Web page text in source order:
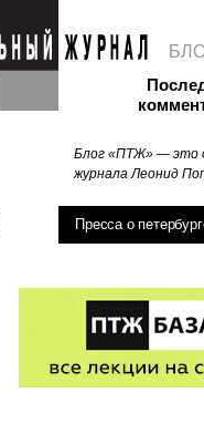
Блог «ПТЖ» — это
журнала Леонид
Пресса о